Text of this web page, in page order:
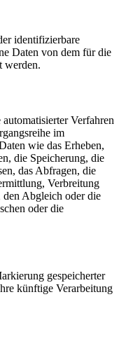
identifizierbare
Daten von dem für die
werden.
Verfahren
im
wie das Erheben,
die Speicherung, die
das Abfragen, die
Verbreitung
den Abgleich oder die
oder die
gespeicherter
künftige Verarbeitung